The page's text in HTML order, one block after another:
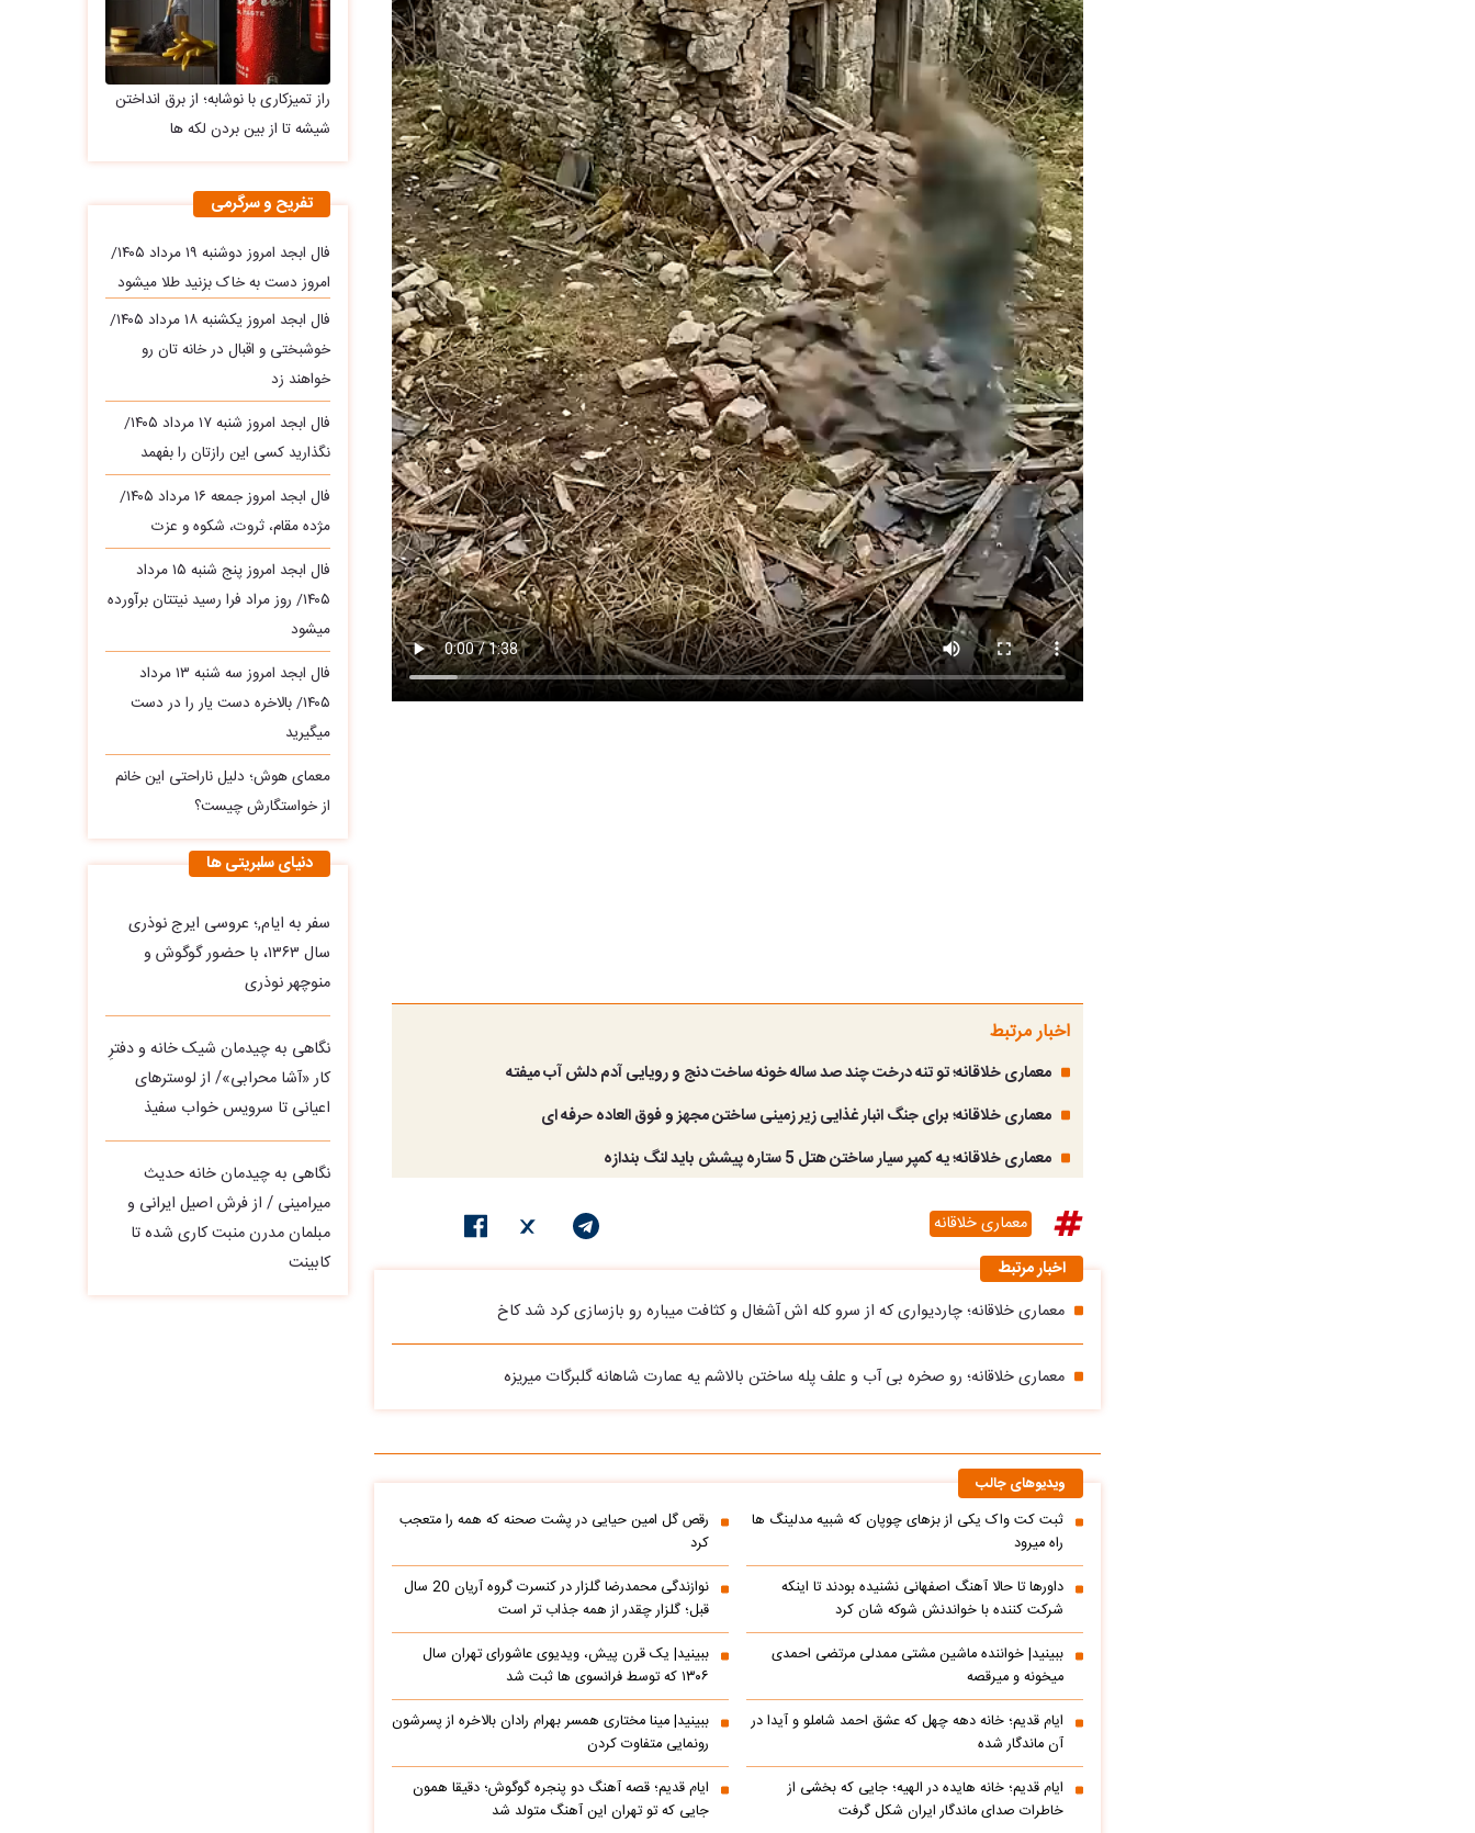
اخبار مرتبط
معماری خلاقانه؛ تو تنه درخت چند صد ساله خونه ساخت دنج و رویایی آدم دلش آب میفته
معماری خلاقانه؛ برای جنگ انبار غذایی زیر زمینی ساختن مجهز و فوق العاده حرفه ای
معماری خلاقانه؛ یه کمپر سیار ساختن هتل 5 ستاره پیشش باید لنگ بندازه
معماری خلاقانه
اخبار مرتبط
معماری خلاقانه؛ چاردیواری که از سرو کله اش آشغال و کثافت میباره رو بازسازی کرد شد کاخ
معماری خلاقانه؛ رو صخره بی آب و علف پله ساختن بالاشم یه عمارت شاهانه گلبرگات میریزه
ویدیوهای جالب
ثبت کت واک یکی از بزهای چوپان که شبیه مدلینگ ها
راه میرود
رقص گل امین حیایی در پشت صحنه که همه را متعجب
کرد
داورها تا حالا آهنگ اصفهانی نشنیده بودند تا اینکه
شرکت کننده با خواندنش شوکه شان کرد
نوازندگی محمدرضا گلزار در کنسرت گروه آریان 20 سال
قبل؛ گلزار چقدر از همه جذاب تر است
ببینید| خواننده ماشین مشتی ممدلی مرتضی احمدی
میخونه و میرقصه
ببینید| یک قرن پیش، ویدیوی عاشورای تهران سال
۱۳۰۶ که توسط فرانسوی ها ثبت شد
ایام قدیم؛ خانه دهه چهل که عشق احمد شاملو و آیدا در
آن ماندگار شده
ببینید| مینا مختاری همسر بهرام رادان بالاخره از پسرشون
رونمایی متفاوت کردن
ایام قدیم؛ خانه هایده در الهیه؛ جایی که بخشی از
خاطرات صدای ماندگار ایران شکل گرفت
ایام قدیم؛ قصه آهنگ دو پنجره گوگوش؛ دقیقا همون
جایی که تو تهران این آهنگ متولد شد
راز تمیزکاری با نوشابه؛ از برق انداختن
شیشه تا از بین بردن لکه ها
تفریح و سرگرمی
فال ابجد امروز دوشنبه ۱۹ مرداد ۱۴۰۵/
امروز دست به خاک بزنید طلا میشود
فال ابجد امروز یکشنبه ۱۸ مرداد ۱۴۰۵/
خوشبختی و اقبال در خانه تان رو
خواهند زد
فال ابجد امروز شنبه ۱۷ مرداد ۱۴۰۵/
نگذارید کسی این رازتان را بفهمد
فال ابجد امروز جمعه ۱۶ مرداد ۱۴۰۵/
مژده مقام، ثروت، شکوه و عزت
فال ابجد امروز پنج شنبه ۱۵ مرداد
۱۴۰۵/ روز مراد فرا رسید نیتتان برآورده
میشود
فال ابجد امروز سه‌ شنبه ۱۳ مرداد
۱۴۰۵/ بالاخره دست یار را در دست
میگیرید
معمای هوش؛ دلیل ناراحتی این خانم
از خواستگارش چیست؟
دنیای سلبریتی ها
سفر به ایام,؛ عروسی ایرج نوذری
سال ۱۳۶۳، با حضور گوگوش و
منوچهر نوذری
نگاهی به چیدمان شیک خانه و دفترِ
کار «آشا محرابی»/ از لوسترهای
اعیانی تا سرویس خواب سفیذ
نگاهی به چیدمان خانه حدیث
میرامینی / از فرش اصیل ایرانی و
مبلمان مدرن منبت‌ کاری‌ شده تا
کابینت